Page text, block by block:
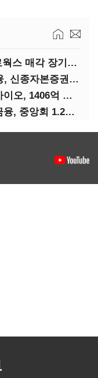
[IB토마토]한앤컴퍼니, 마이크로웍스 매각 장기화 대비…배당 회수판 깔았다
[IB토마토](Deal모니터)우리금융, 신종자본증권 발행했지만 차환금리 '부담'
[IB토마토](유증레이다)엘앤씨바이오, 1406억 유증…최대주주는 절반만 청약
[IB토마토](크레딧시그널)농협금융, 중앙회 1.2조 지원받아 생산적금융 확대